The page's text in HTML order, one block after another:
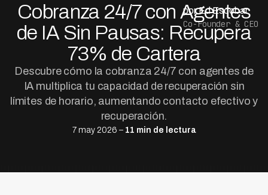
Cobranza 24/7 con Agentes
de IA Sin Pausas: Recupera
73% de Cartera
Descubre cómo la cobranza 24/7 con agentes de
IA multiplica tu capacidad de recuperación sin
límites de horario, aumentando contacto efectivo y
recuperación.
7 may 2026 – 11 min de lectura
por Ed Escobar
Co-Founder & CEO